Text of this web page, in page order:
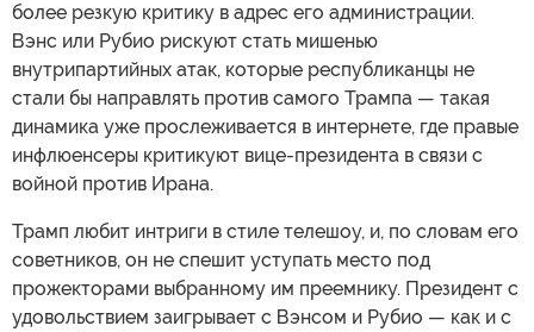
более резкую критику в адрес его администрации.
Вэнс или Рубио рискуют стать мишенью
внутрипартийных атак, которые республиканцы не
стали бы направлять против самого Трампа — такая
динамика уже прослеживается в интернете, где правые
инфлюенсеры критикуют вице-президента в связи с
войной против Ирана.
Трамп любит интриги в стиле телешоу, и, по словам его
советников, он не спешит уступать место под
прожекторами выбранному им преемнику. Президент с
удовольствием заигрывает с Вэнсом и Рубио — как и с